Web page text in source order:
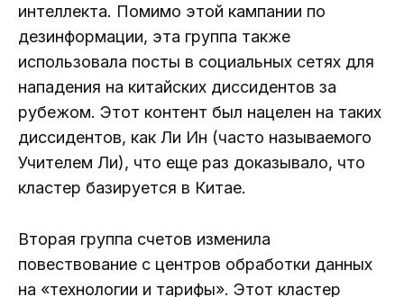
интеллекта. Помимо этой кампании по
дезинформации, эта группа также
использовала посты в социальных сетях для
нападения на китайских диссидентов за
рубежом. Этот контент был нацелен на таких
диссидентов, как Ли Ин (часто называемого
Учителем Ли), что еще раз доказывало, что
кластер базируется в Китае.
Вторая группа счетов изменила
повествование с центров обработки данных
на «технологии и тарифы». Этот кластер